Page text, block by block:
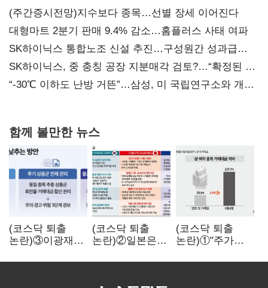
(주간증시전망)지수보다 종목…선별 장세 이어진다
대형마트 2분기 판매 9.4% 감소…홈플러스 사태 여파
SK하이닉스 통합노조 신설 추진…구성원간 성과급
불만 확산
SK하이닉스, 중 충칭 공장 지분매각 검토?…“확정된 바
없어”
“-30℃ 이하도 난방 거뜬”…삼성, 미 국립연구소와 개발
함께 볼만한 뉴스
(코스닥 퇴출
논란)③이광재
자동차 없애지는
(코스닥 퇴출
논란)②일본은
기다려주는데
(코스닥 퇴출
논란)①"주가
옥토 태운다"…